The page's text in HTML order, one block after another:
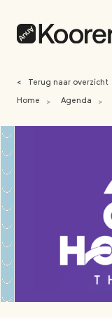
<
Terug naar overzicht
Home
> Agenda >